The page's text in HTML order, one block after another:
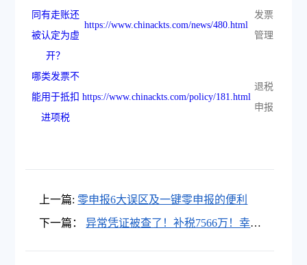
同有走账还
被认定为虚
开？
https://www.chinackts.com/news/480.html
发票
管理
哪类发票不
能用于抵扣
进项税
https://www.chinackts.com/policy/181.html
退税
申报
上一篇: 零申报6大误区及一键零申报的便利
下一篇：
异常凭证被查了！补税7566万！幸亏